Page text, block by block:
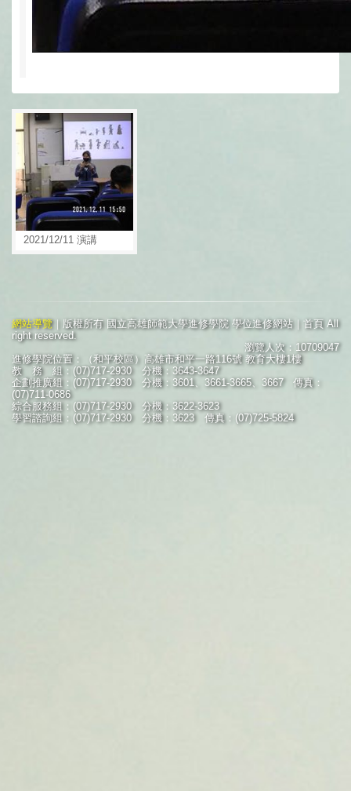
2021/12/11 演講
網站導覽｜版權所有 國立高雄師範大學進修學院 學位進修網站｜首頁 All
right reserved.
瀏覽人次：10709047
進修學院位置：（和平校區）高雄市和平一路116號 教育大樓1樓
教 務 組：(07)717-2930 分機：3643-3647
企劃推廣組：(07)717-2930 分機：3601、3661-3665、3667 傳真：
(07)711-0686
綜合服務組：(07)717-2930 分機：3622-3623
學習諮詢組：(07)717-2930 分機：3623 傳真：(07)725-5824